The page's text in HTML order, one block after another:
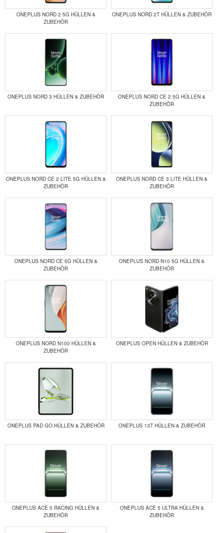
ONEPLUS NORD 2 5G HÜLLEN &
ZUBEHÖR
ONEPLUS NORD 2T HÜLLEN & ZUBEHÖR
ONEPLUS NORD 3 HÜLLEN & ZUBEHÖR
ONEPLUS NORD CE 2 5G HÜLLEN &
ZUBEHÖR
ONEPLUS NORD CE 2 LITE 5G HÜLLEN &
ZUBEHÖR
ONEPLUS NORD CE 3 LITE HÜLLEN &
ZUBEHÖR
ONEPLUS NORD CE 5G HÜLLEN &
ZUBEHÖR
ONEPLUS NORD N10 5G HÜLLEN &
ZUBEHÖR
ONEPLUS NORD N100 HÜLLEN &
ZUBEHÖR
ONEPLUS OPEN HÜLLEN & ZUBEHÖR
ONEPLUS PAD GO HÜLLEN & ZUBEHÖR ONEPLUS 13T HÜLLEN & ZUBEHÖR
ONEPLUS ACE 5 RACING HÜLLEN &
ZUBEHÖR
ONEPLUS ACE 5 ULTRA HÜLLEN &
ZUBEHÖR